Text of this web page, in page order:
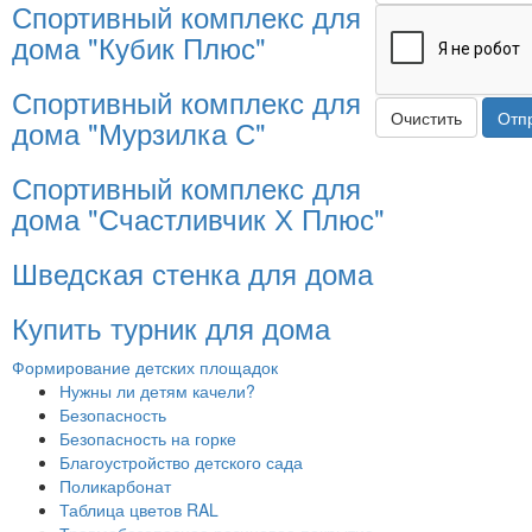
Спортивный комплекс для
дома "Кубик Плюс"
Спортивный комплекс для
дома "Мурзилка С"
Спортивный комплекс для
дома "Счастливчик Х Плюс"
Шведская стенка для дома
Купить турник для дома
Формирование детских площадок
Нужны ли детям качели?
Безопасность
Безопасность на горке
Благоустройство детского сада
Поликарбонат
Таблица цветов RAL
Очистить